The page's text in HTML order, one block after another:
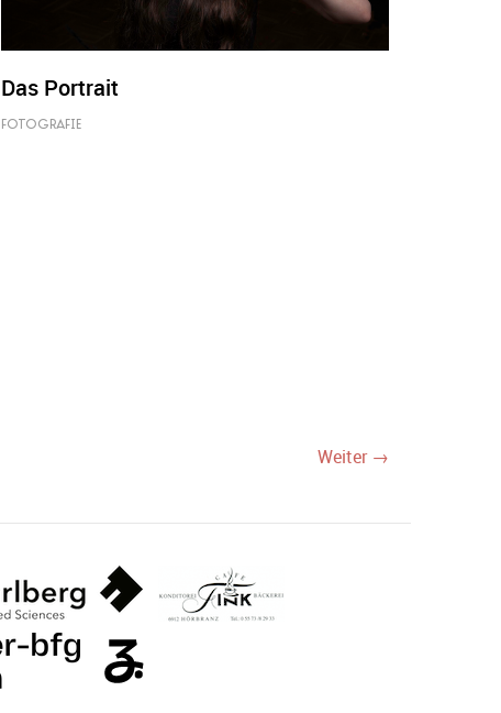
Das Portrait
FOTOGRAFIE
Weiter →